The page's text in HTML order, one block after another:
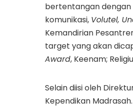
bertentangan dengan
komunikasi, Volutel,
Kemandirian
target yang akan
Award, Keenam;
Selain diisi oleh
Kependikan